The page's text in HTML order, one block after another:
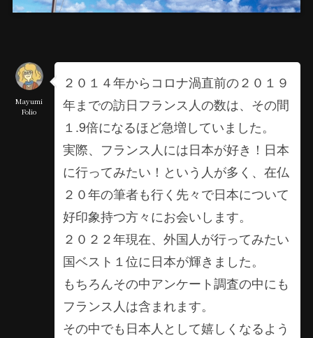
Mayumi
Folio
２０１４年からコロナ渦直前の２０１９
年までの訪日フランス人の数は、その間
１.9倍になるほど急増していました。
実際、フランス人には日本が好き！日本
に行ってみたい！という人が多く、在仏
２０年の筆者も行く先々で日本について
好印象持つ方々にお会いします。
２０２２年現在、外国人が行ってみたい
国ベスト１位に日本が輝きました。
もちろんその中アンケート調査の中にも
フランス人は含まれます。
その中でも日本人として嬉しくなるよう